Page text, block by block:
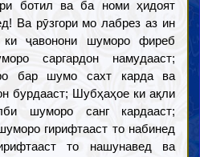
ботил ва ба номи ҳидоят
Ва рӯзгори мо лабрез аз ин
ҷавонони шуморо фиреб
саргардон намудааст;
бар шумо сахт карда ва
бурдааст; Шубҳаҳое ки ақли
шуморо санг кардааст;
гирифтааст то набинед
то нашунавед ва